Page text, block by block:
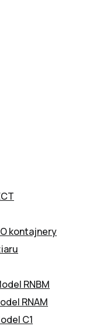
kontajnery
RNBM
RNAM
C1